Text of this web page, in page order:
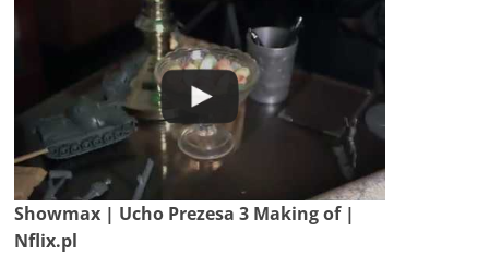
Showmax | Ucho Prezesa 3 Making of |
Nflix.pl